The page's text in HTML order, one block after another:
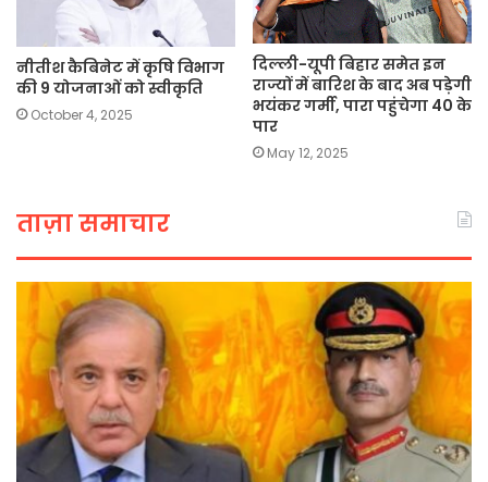
नीतीश कैबिनेट में कृषि विभाग
की 9 योजनाओं को स्वीकृति
October 4, 2025
दिल्ली-यूपी बिहार समेत इन
राज्यों में बारिश के बाद अब पड़ेगी
भयंकर गर्मी, पारा पहुंचेगा 40 के
पार
May 12, 2025
ताज़ा समाचार